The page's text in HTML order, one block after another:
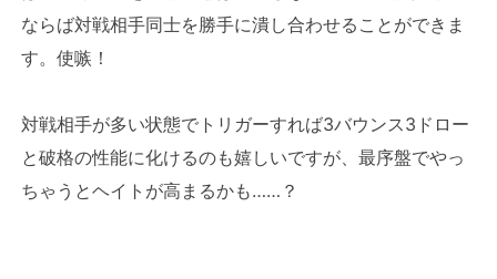
ならば対戦相手同士を勝手に潰し合わせることができま
す。使嗾！
対戦相手が多い状態でトリガーすれば3バウンス3ドロー
と破格の性能に化けるのも嬉しいですが、最序盤でやっ
ちゃうとヘイトが高まるかも……？